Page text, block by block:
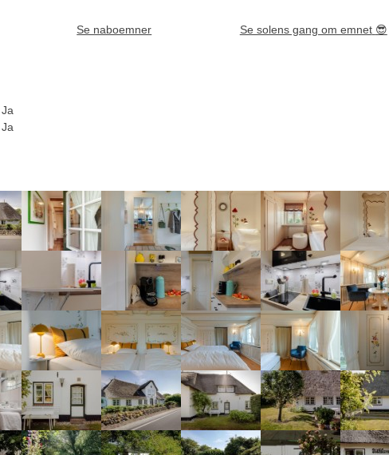
Ja
Ja
Se naboemner Se solens gang om emnet 😎